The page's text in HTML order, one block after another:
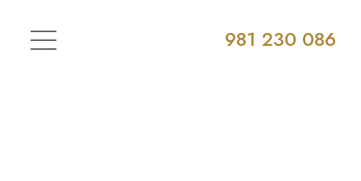
981 230 086